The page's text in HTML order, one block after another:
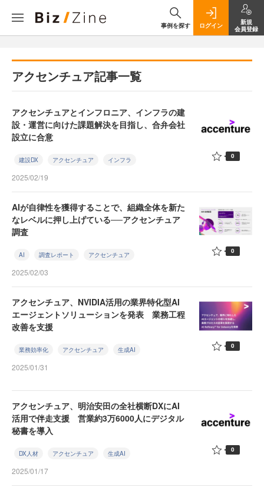
事例を探す ログイン
新規
会員登録
アクセンチュア記事一覧
アクセンチュアとインフロニア、インフラの建
設・運営に向けた課題解決を目指し、合弁会社
設立に合意
建設DX アクセンチュア インフラ
2025/02/19
0
AIが自律性を獲得することで、組織全体を新た
なレベルに押し上げている──アクセンチュア
調査
AI 調査レポート アクセンチュア
2025/02/03
0
アクセンチュア、NVIDIA活用の業界特化型AI
エージェントソリューションを発表 業務工程
改善を支援
業務効率化 アクセンチュア 生成AI
2025/01/31
0
アクセンチュア、明治安田の全社横断DXにAI
活用で伴走支援 営業約3万6000人にデジタル
秘書を導入
DX人材 アクセンチュア 生成AI
2025/01/17
0